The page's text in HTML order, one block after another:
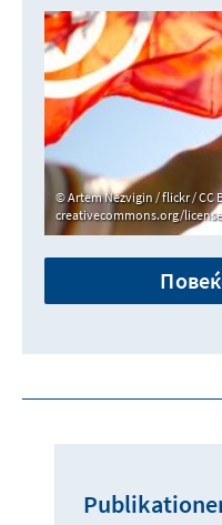
Artem Nezvigin / flickr / CC
creativecommons.org/